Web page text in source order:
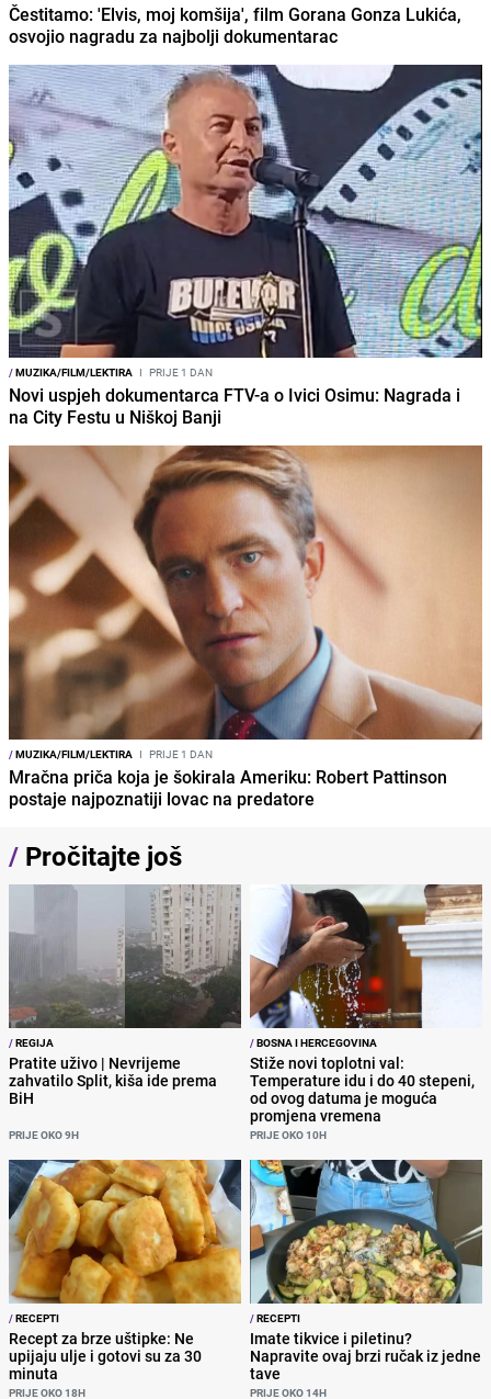
Čestitamo: 'Elvis, moj komšija', film Gorana Gonza Lukića,
osvojio nagradu za najbolji dokumentarac
/MUZIKA/FILM/LEKTIRA I PRIJE 1 DAN
Novi uspjeh dokumentarca FTV-a o Ivici Osimu: Nagrada i
na City Festu u Niškoj Banji
/MUZIKA/FILM/LEKTIRA I PRIJE 1 DAN
Mračna priča koja je šokirala Ameriku: Robert Pattinson
postaje najpoznatiji lovac na predatore
/ Pročitajte još
/REGIJA
Pratite uživo | Nevrijeme
zahvatilo Split, kiša ide prema
BiH
PRIJE OKO 9H
/BOSNA I HERCEGOVINA
Stiže novi toplotni val:
Temperature idu i do 40 stepeni,
od ovog datuma je moguća
promjena vremena
PRIJE OKO 10H
/RECEPTI
Recept za brze uštipke: Ne
upijaju ulje i gotovi su za 30
minuta
PRIJE OKO 18H
/RECEPTI
Imate tikvice i piletinu?
Napravite ovaj brzi ručak iz jedne
tave
PRIJE OKO 14H